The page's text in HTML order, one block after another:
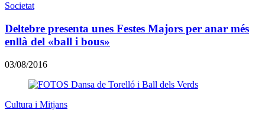
Societat
Deltebre presenta unes Festes Majors per anar més
enllà del «ball i bous»
03/08/2016
Cultura i Mitjans